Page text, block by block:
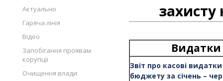
Актуально
Гаряча лінія
Відео
Запобігання проявам
корупції
Очищення влади
Видатки
Звіт про касові
бюджету за січень –